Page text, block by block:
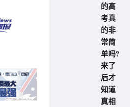
的高
考真
的非
常简
单吗?
来了
后才
知道
真相